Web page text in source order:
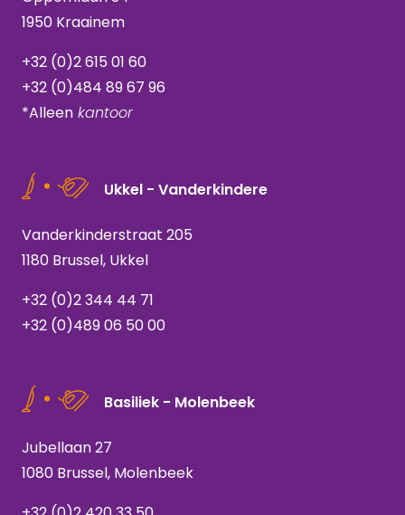
1950 Kraainem
+32 (0)2 615 01 60
+32 (0)484 89 67 96
*Alleen kantoor
Ukkel - Vanderkindere
Vanderkinderstraat 205
1180 Brussel, Ukkel
+32 (0)2 344 44 71
+32 (0)489 06 50 00
Basiliek - Molenbeek
Jubellaan 27
1080 Brussel, Molenbeek